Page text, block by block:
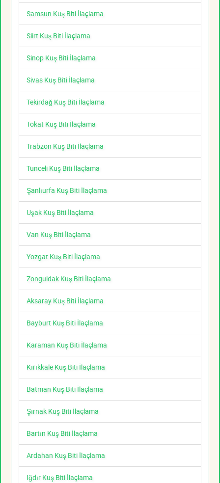
Samsun Kuş Biti İlaçlama
Siirt Kuş Biti İlaçlama
Sinop Kuş Biti İlaçlama
Sivas Kuş Biti İlaçlama
Tekirdağ Kuş Biti İlaçlama
Tokat Kuş Biti İlaçlama
Trabzon Kuş Biti İlaçlama
Tunceli Kuş Biti İlaçlama
Şanlıurfa Kuş Biti İlaçlama
Uşak Kuş Biti İlaçlama
Van Kuş Biti İlaçlama
Yozgat Kuş Biti İlaçlama
Zonguldak Kuş Biti İlaçlama
Aksaray Kuş Biti İlaçlama
Bayburt Kuş Biti İlaçlama
Karaman Kuş Biti İlaçlama
Kırıkkale Kuş Biti İlaçlama
Batman Kuş Biti İlaçlama
Şırnak Kuş Biti İlaçlama
Bartın Kuş Biti İlaçlama
Ardahan Kuş Biti İlaçlama
Iğdır Kuş Biti İlaçlama